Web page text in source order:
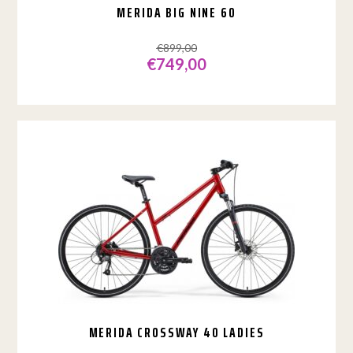
MERIDA BIG NINE 60
€899,00
€749,00
meerdere
variaties.
Deze
optie
kan
gekozen
worden
op
productpagina
MERIDA CROSSWAY 40 LADIES